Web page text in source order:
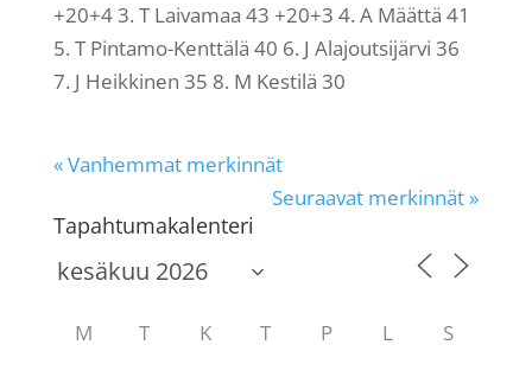
+20+4 3. T Laivamaa 43 +20+3 4. A Määttä 41
5. T Pintamo-Kenttälä 40 6. J Alajoutsijärvi 36
7. J Heikkinen 35 8. M Kestilä 30
« Vanhemmat merkinnät
Seuraavat merkinnät »
Tapahtumakalenteri
M T K T P L S